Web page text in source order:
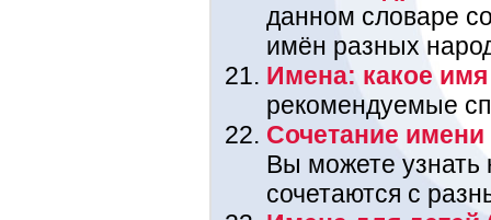
данном словаре
имён разных
Имена: какое имя
рекомендуемые
Сочетание имени
Вы можете узнать
сочетаются с